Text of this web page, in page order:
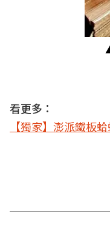
看更多：
【獨家】澎派鐵板